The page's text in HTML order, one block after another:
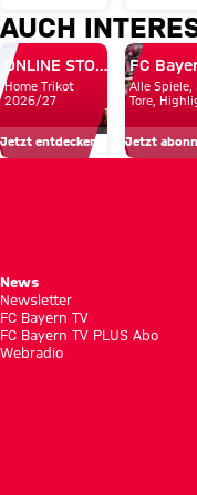
Unterhaching
deutlich
zum
Sieg:
holen
AUCH
ONLINE STORE
Home Trikot
2026/27
Jetzt entdecken
Alle Spiele,
Tore,
Jetzt
News
Newsletter
FC Bayern TV
FC Bayern TV PLUS Abo
Webradio